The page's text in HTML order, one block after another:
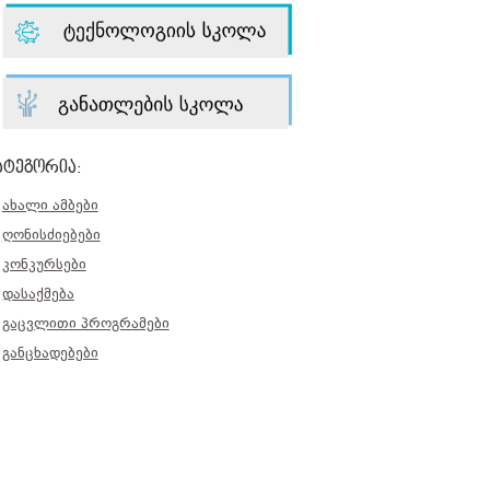
ახალი ამბები
ღონისძიებები
კონკურსები
დასაქმება
გაცვლითი პროგრამები
განცხადებები